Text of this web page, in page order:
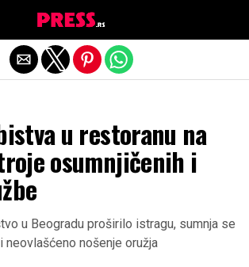
u restoranu na
osumnjičenih i
u Beogradu proširilo istragu, sumnja se
nošenje oružja
Exit mobile version